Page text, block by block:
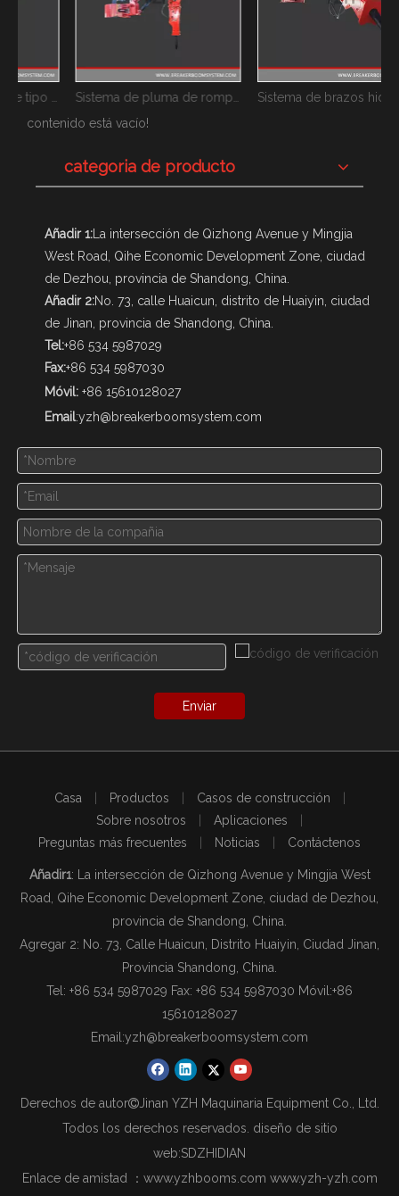
Sistema de pluma de rompe rocas estacionaria tipo pedestal
Sistema de brazos hidráulicos de pedestal Rocbreaker
contenido está vacío!
categoria de producto
Añadir 1: La intersección de Qizhong Avenue y Mingjia
West Road, Qihe Economic Development Zone, ciudad
de Dezhou, provincia de Shandong, China.
Añadir 2:No. 73, calle Huaicun, distrito de Huaiyin, ciudad
de Jinan, provincia de Shandong, China.
Tel:+86 534 5987029
Fax:+86 534 5987030
Móvil: +86 15610128027
Email:yzh@breakerboomsystem.com
Enviar
Casa Productos Casos de construcción
Sobre nosotros
Aplicaciones
Preguntas más frecuentes
Noticias Contáctenos
Añadir1: La intersección de Qizhong Avenue y Mingjia West
Road, Qihe Economic Development Zone, ciudad de Dezhou,
provincia de Shandong, China.
Agregar 2: No. 73, Calle Huaicun, Distrito Huaiyin, Ciudad Jinan,
Provincia Shandong, China.
Tel: +86 534 5987029 Fax: +86 534 5987030 Móvil:+86
15610128027
Email:yzh@breakerboomsystem.com
Derechos de autorJinan YZH Maquinaria Equipment Co., Ltd.
Todos los derechos reservados. diseño de sitio
web:SDZHIDIAN
Enlace de amistad ： www.yzhbooms.com www.yzh-yzh.com